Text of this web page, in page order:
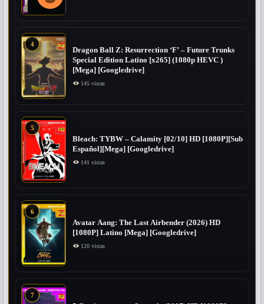
4
Dragon Ball Z: Resurrection ‘F’ – Future Trunks
Special Edition Latino [x265] (1080p HEVC )
[Mega] [Googledrive]
145 vistas
5
Bleach: TYBW – Calamity [02/10] HD [1080P][Sub
Español][Mega] [Googledrive]
141 vistas
6
Avatar Aang: The Last Airbender (2026) HD
[1080P] Latino [Mega] [Googledrive]
120 vistas
7